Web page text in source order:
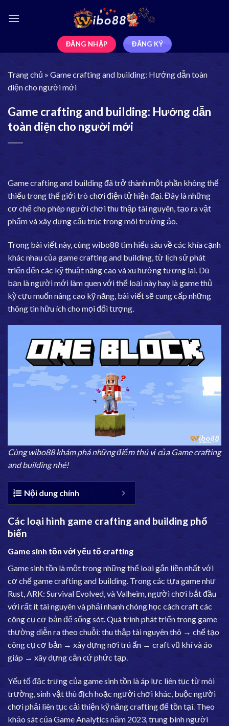
ĐĂNG NHẬP ĐĂNG KÝ
Trang chủ » Game crafting and building: Hướng dẫn toàn
diện cho người mới
Game crafting and building: Hướng dẫn
toàn diện cho người mới
Game crafting and buildingđã trở thành một phần không thể
thiếu trong thế giới trò chơi điện tử hiện đại. Đây là những
cơ chế cho phép người chơi thu thập tài nguyên, tạo ra vật
phẩm và xây dựng cấu trúc trong môi trường ảo.
Trong bài viết này, cùngwibo88 tìm hiểu sâu về các khía cạnh
khác nhau của game crafting and building, từ lịch sử phát
triển đến các kỹ thuật nâng cao và xu hướng tương lai. Dù
bạn là người mới làm quen với thể loại này hay là game thủ
kỳ cựu muốn nâng cao kỹ năng, bài viết sẽ cung cấp những
thông tin hữu ích cho mọi đối tượng.
Cùng wibo88 khám phá những điểm thú vị của Game crafting
and building nhé!
Nội dung chính
Các loại hình game crafting and building phổ
biến
Game sinh tồn với yếu tố crafting
Game sinh tồn là một trong những thể loại gắn liền nhất với
cơ chế game crafting and building. Trong các tựa game như
Rust, ARK: Survival Evolved, và Valheim, người chơi bắt đầu
với rất ít tài nguyên và phải nhanh chóng học cách craft các
công cụ cơ bản để sống sót. Quá trình phát triển trong game
thường diễn ra theo chuỗi: thu thập tài nguyên thô → chế tạo
công cụ cơ bản → xây dựng nơi trú ẩn → craft vũ khí và áo
giáp → xây dựng căn cứ phức tạp.
Yếu tố đặc trưng của game sinh tồn là áp lực liên tục từ môi
trường, sinh vật thù địch hoặc người chơi khác, buộc người
chơi phải liên tục cải thiện kỹ năng crafting để tồn tại. Theo
khảo sát của Game Analytics năm 2023, trung bình người